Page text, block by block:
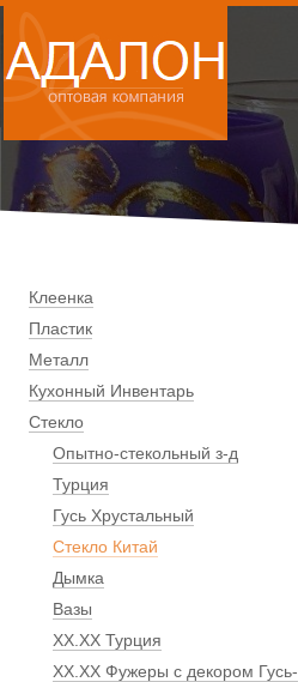
Клеенка
Пластик
Металл
Кухонный Инвентарь
Стекло
Опытно-стекольный з-д
Турция
Гусь Хрустальный
Стекло Китай
Дымка
Вазы
ХХ.ХХ Турция
ХХ.ХХ Фужеры с декором Гусь-